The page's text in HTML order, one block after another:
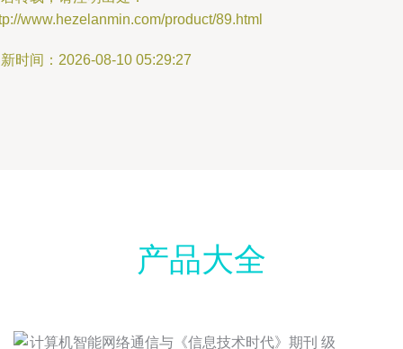
www.hezelanmin.com/product/89.html
时间：2026-08-10 05:29:27
产品大全